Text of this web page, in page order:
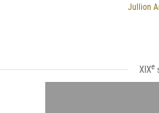
Jullion
XIXe